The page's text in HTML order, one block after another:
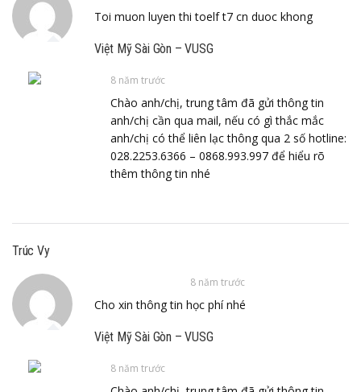
Toi muon luyen thi toelf t7 cn duoc khong
Việt Mỹ Sài Gòn – VUSG
8 năm trước
Chào anh/chị, trung tâm đã gửi thông tin
anh/chị cần qua mail, nếu có gì thắc mắc
anh/chị có thể liên lạc thông qua 2 số hotline:
028.2253.6366 – 0868.993.997 để hiểu rõ
thêm thông tin nhé
Trúc Vy
8 năm trước
Cho xin thông tin học phí nhé
Việt Mỹ Sài Gòn – VUSG
8 năm trước